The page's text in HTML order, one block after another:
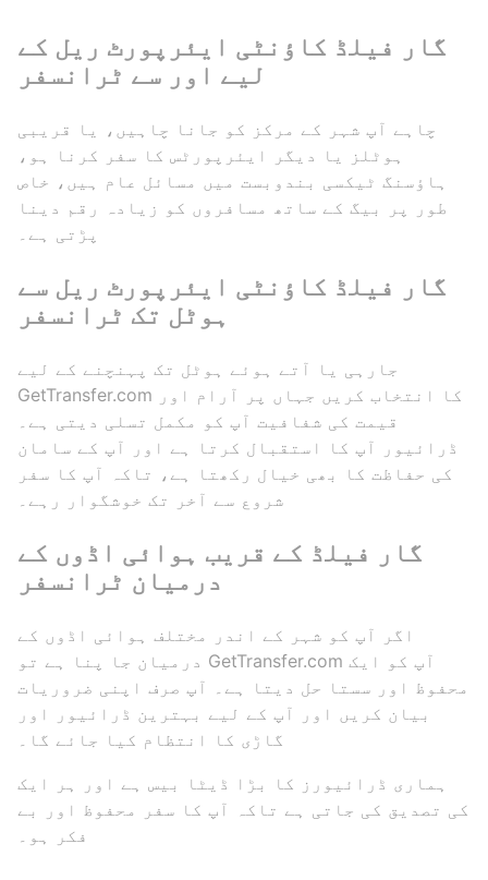
گار فیلڈ کاؤنٹی ایئرپورٹ ریل کے
لیے اور سے ٹرانسفر
چاہے آپ شہر کے مرکز کو جانا چاہیں، یا قریبی
ہوٹلز یا دیگر ایئرپورٹس کا سفر کرنا ہو،
ہاؤسنگ ٹیکسی بندوبست میں مسائل عام ہیں، خاص
طور پر بیگ کے ساتھ مسافروں کو زیادہ رقم دینا
پڑتی ہے۔
گار فیلڈ کاؤنٹی ایئرپورٹ ریل سے
ہوٹل تک ٹرانسفر
جارہی یا آتے ہوئے ہوٹل تک پہنچنے کے لیے
GetTransfer.com کا انتخاب کریں جہاں پر آرام اور
قیمت کی شفافیت آپ کو مکمل تسلی دیتی ہے۔
ڈرائیور آپ کا استقبال کرتا ہے اور آپ کے سامان
کی حفاظت کا بھی خیال رکھتا ہے، تاکہ آپ کا سفر
شروع سے آخر تک خوشگوار رہے۔
گار فیلڈ کے قریب ہوائی اڈوں کے
درمیان ٹرانسفر
اگر آپ کو شہر کے اندر مختلف ہوائی اڈوں کے
درمیان جا پنا ہے تو GetTransfer.com آپ کو ایک
محفوظ اور سستا حل دیتا ہے۔ آپ صرف اپنی ضروریات
بیان کریں اور آپ کے لیے بہترین ڈرائیور اور
گاڑی کا انتظام کیا جائے گا۔
ہماری ڈرائیورز کا بڑا ڈیٹا بیس ہے اور ہر ایک
کی تصدیق کی جاتی ہے تاکہ آپ کا سفر محفوظ اور بے
فکر ہو۔